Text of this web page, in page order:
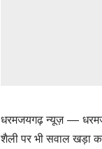
धरमजयगढ़ न्यूज़ —
शैली पर भी सवाल खड़ा